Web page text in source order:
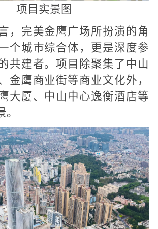
项目实景图
，完美金鹰广场所扮演的角
个城市综合体，更是深度参
共建者。项目除聚集了中山
金鹰商业街等商业文化外，
大厦、中山中心逸衡酒店等